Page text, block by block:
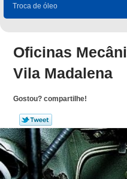
Troca de óleo
Oficinas
Vila Madalena
Gostou? compartilhe!